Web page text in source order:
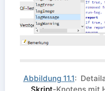
Abbildung 11.1: